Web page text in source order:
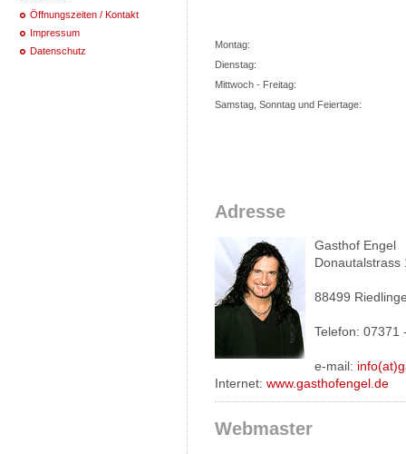
Öffnungszeiten / Kontakt
Impressum
Datenschutz
Montag:
Dienstag:
Mittwoch - Freitag:
Samstag, Sonntag und Feiertage:
Adresse
Gasthof Engel
Donautalstrass
88499
Telefon: 07371
e-mail:
Internet: www.gasthofengel.de
Webmaster